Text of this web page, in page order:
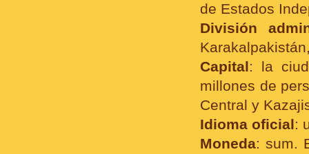
de Estados
División
Capital: la
millones de
Central y
Idioma oficial:
Moneda: sum.